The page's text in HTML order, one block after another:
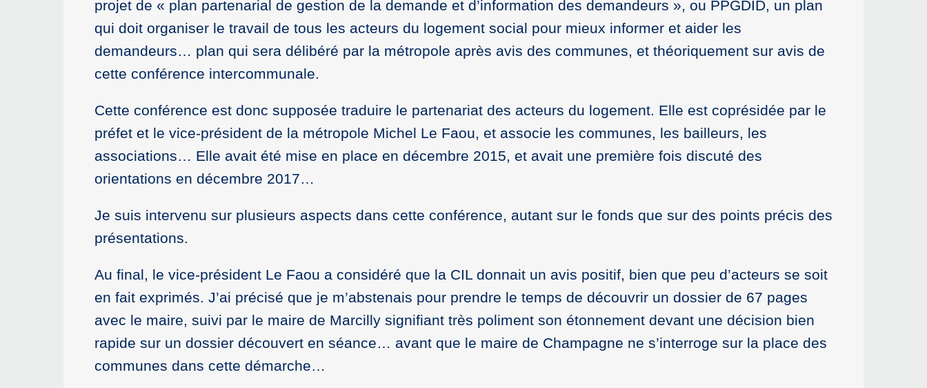
projet de « plan partenarial de gestion de la demande et d’information des demandeurs », ou PPGDID, un plan
qui doit organiser le travail de tous les acteurs du logement social pour mieux informer et aider les
demandeurs… plan qui sera délibéré par la métropole après avis des communes, et théoriquement sur avis de
cette conférence intercommunale.
Cette conférence est donc supposée traduire le partenariat des acteurs du logement. Elle est coprésidée par le
préfet et le vice-président de la métropole Michel Le Faou, et associe les communes, les bailleurs, les
associations… Elle avait été mise en place en décembre 2015, et avait une première fois discuté des
orientations en décembre 2017…
Je suis intervenu sur plusieurs aspects dans cette conférence, autant sur le fonds que sur des points précis des
présentations.
Au final, le vice-président Le Faou a considéré que la CIL donnait un avis positif, bien que peu d’acteurs se soit
en fait exprimés. J’ai précisé que je m’abstenais pour prendre le temps de découvrir un dossier de 67 pages
avec le maire, suivi par le maire de Marcilly signifiant très poliment son étonnement devant une décision bien
rapide sur un dossier découvert en séance… avant que le maire de Champagne ne s’interroge sur la place des
communes dans cette démarche…